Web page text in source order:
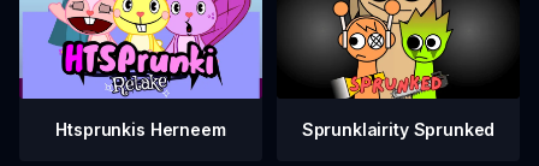
Htsprunkis Herneem Sprunklairity Sprunked